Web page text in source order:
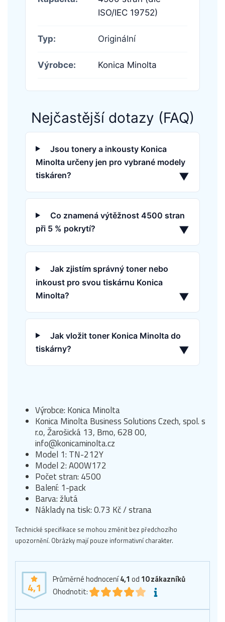
ISO/IEC 19752)
Typ: Originální
Výrobce: Konica Minolta
Nejčastější dotazy (FAQ)
Jsou tonery a inkousty Konica
Minolta určeny jen pro vybrané modely
tiskáren?
▼
Co znamená výtěžnost 4500 stran
při 5 % pokrytí?
▼
Jak zjistím správný toner nebo
inkoust pro svou tiskárnu Konica
Minolta?
▼
Jak vložit toner Konica Minolta do
tiskárny?
▼
Výrobce: Konica Minolta
Konica Minolta Business Solutions Czech, spol. s
r.o, Žarošická 13, Brno, 628 00,
info@konicaminolta.cz
Model 1: TN-212Y
Model 2: A00W172
Počet stran: 4500
Balení: 1-pack
Barva: žlutá
Náklady na tisk: 0.73 Kč / strana
Technické specifikace se mohou změnit bez předchozího
upozornění. Obrázky mají pouze informativní charakter.
4,1
Průměrné hodnocení4,1 od 10zákazníků
Ohodnotit: